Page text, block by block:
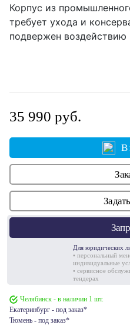
Корпус из
требует ухода и
подвержен воздействию
35 990 руб.
В
Для юридических
• персональный
индивидуальные
• сервисное
тендерах
Челябинск - в наличии 1 шт.
Екатеринбург - под заказ*
Тюмень - под заказ*